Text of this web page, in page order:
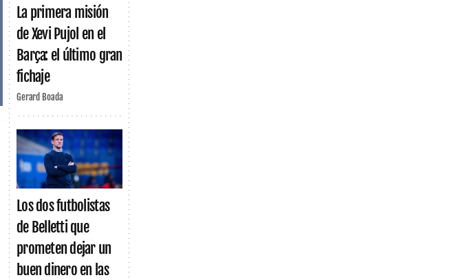
La primera misión
de Xevi Pujol en el
Barça: el último gran
fichaje
Gerard Boada
Los dos futbolistas
de Belletti que
prometen dejar un
buen dinero en las